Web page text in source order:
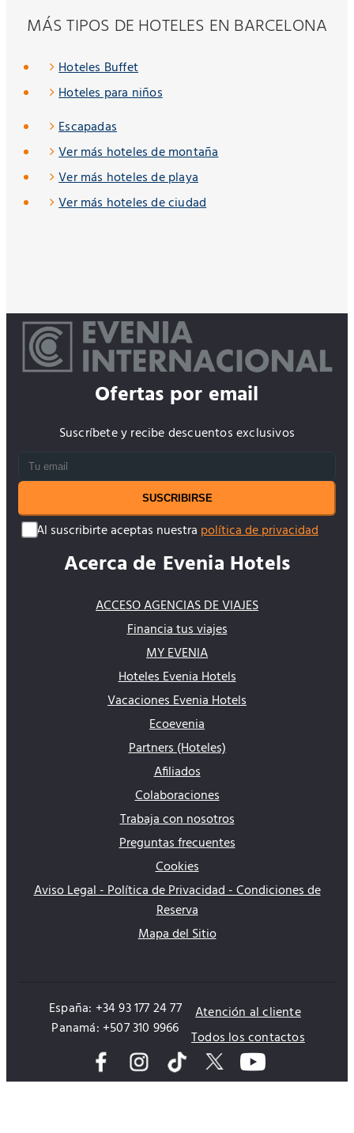
MÁS TIPOS DE HOTELES EN BARCELONA
Hoteles Buffet
Hoteles para niños
Escapadas
Ver más hoteles de montaña
Ver más hoteles de playa
Ver más hoteles de ciudad
Ofertas por email
Suscríbete y recibe descuentos exclusivos
SUSCRIBIRSE
Al suscribirte aceptas nuestra política de privacidad
Acerca de Evenia Hotels
ACCESO AGENCIAS DE VIAJES
Financia tus viajes
MY EVENIA
Hoteles Evenia Hotels
Vacaciones Evenia Hotels
Ecoevenia
Partners (Hoteles)
Afiliados
Colaboraciones
Trabaja con nosotros
Preguntas frecuentes
Cookies
Aviso Legal - Política de Privacidad - Condiciones de
Reserva
Mapa del Sitio
España: +34 93 177 24 77
Panamá: +507 310 9966
Atención al cliente
Todos los contactos